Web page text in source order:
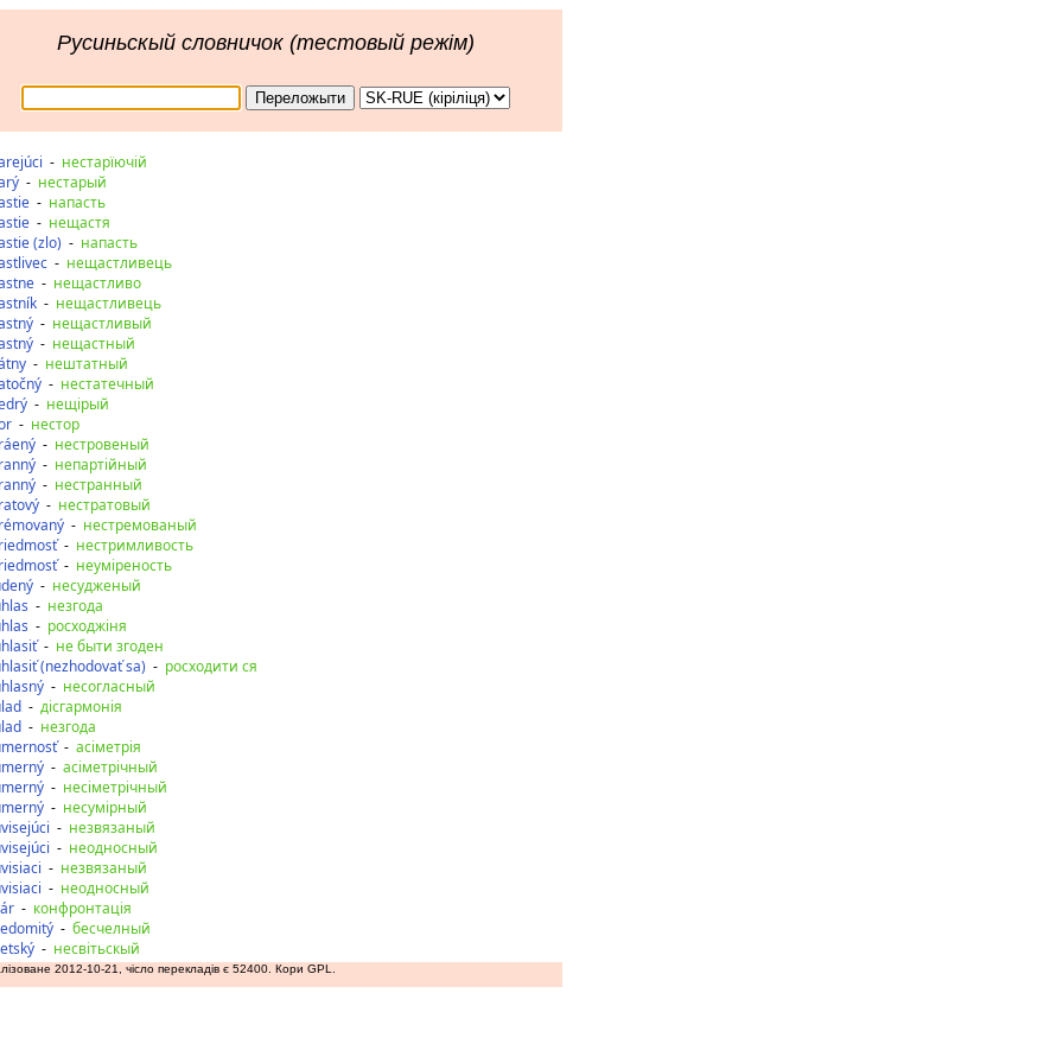
Русиньскый словничок (тестовый режім)
- нестарїючій
- нестарый
- напасть
- нещастя
(zlo) - напасть
- нещастливець
- нещастливо
- нещастливець
- нещастливый
- нещастный
- нештатный
- нестатечный
- нещірый
- нестор
- нестровеный
- непартійный
- нестранный
- нестратовый
- нестремованый
- нестримливость
- неуміреность
- несудженый
- незгода
- росходжіня
- не быти згоден
(nezhodovať sa) - росходити ся
- несогласный
- дісгармонія
- незгода
- асіметрія
- асіметрічный
- несіметрічный
- несумірный
- незвязаный
- неодносный
- незвязаный
- неодносный
- конфронтація
- бесчелный
- несвітьскый
2012-10-21, чісло перекладів є 52400. Кори GPL.